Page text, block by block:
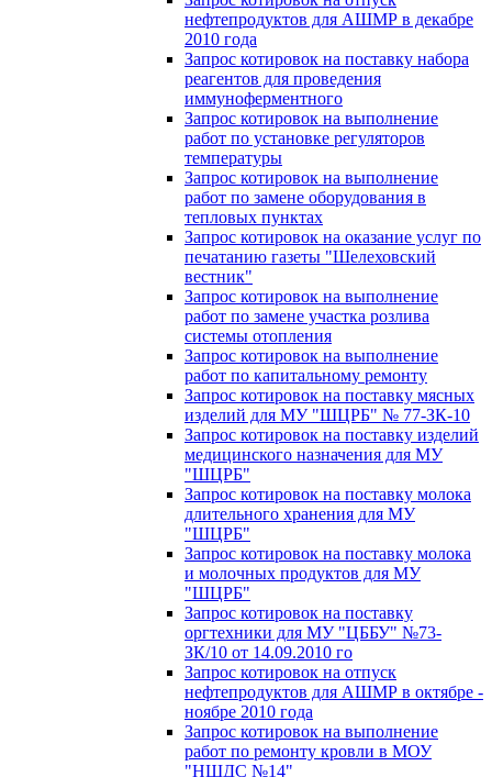
нефтепродуктов для АШМР в декабре
2010 года
Запрос котировок на поставку набора
реагентов для проведения
иммуноферментного
Запрос котировок на выполнение
работ по установке регуляторов
температуры
Запрос котировок на выполнение
работ по замене оборудования в
тепловых пунктах
Запрос котировок на оказание услуг по
печатанию газеты "Шелеховский
вестник"
Запрос котировок на выполнение
работ по замене участка розлива
системы отопления
Запрос котировок на выполнение
работ по капитальному ремонту
Запрос котировок на поставку мясных
изделий для МУ "ШЦРБ" № 77-ЗК-10
Запрос котировок на поставку изделий
медицинского назначения для МУ
"ШЦРБ"
Запрос котировок на поставку молока
длительного хранения для МУ
"ШЦРБ"
Запрос котировок на поставку молока
и молочных продуктов для МУ
"ШЦРБ"
Запрос котировок на поставку
оргтехники для МУ "ЦББУ" №73-
ЗК/10 от 14.09.2010 го
Запрос котировок на отпуск
нефтепродуктов для АШМР в октябре -
ноябре 2010 года
Запрос котировок на выполнение
работ по ремонту кровли в МОУ
"НШДС №14"